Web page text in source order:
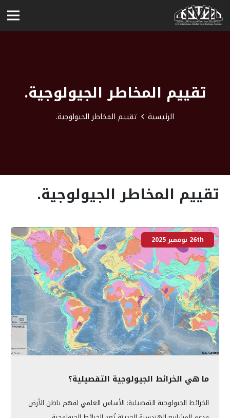
تقييم المخاطر الجيولوجية.
الرئيسية تقييم المخاطر الجيولوجية.
تقييم المخاطر الجيولوجية.
ما هي الخرائط الجيولوجية التفصيلية؟
الخرائط الجيولوجية التفصيلية: الأساس العلمي لفهم باطن الأرض
26th نوفمبر 2025